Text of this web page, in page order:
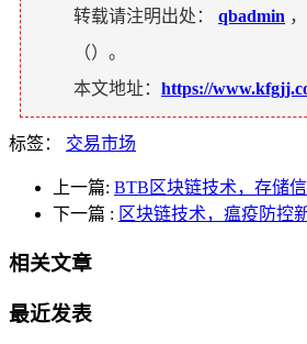
转载请注明出处： qbadmin
（）。
本文地址： https://
标签： 交易市场
上一篇: BTB区块链技术，存储
下一篇 : 区块链技术，瘟疫防控
相关文章
最近发表